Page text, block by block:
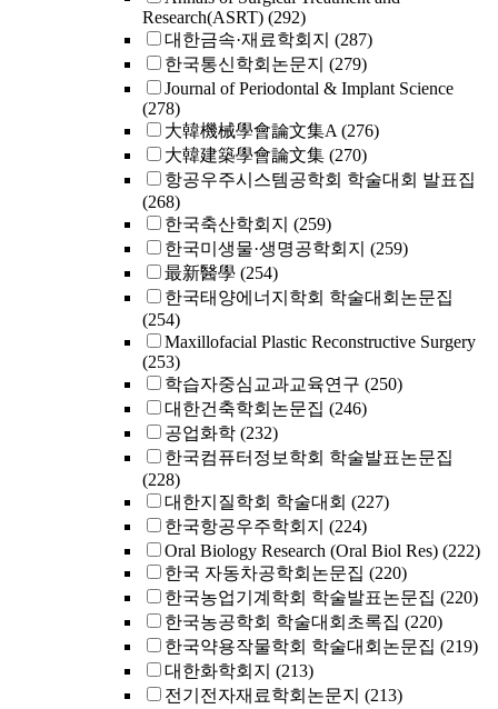
Research(ASRT) (292)
대한금속·재료학회지 (287)
한국통신학회논문지 (279)
Journal of Periodontal & Implant Science
(278)
大韓機械學會論文集A (276)
大韓建築學會論文集 (270)
항공우주시스템공학회 학술대회 발표집
(268)
한국축산학회지 (259)
한국미생물·생명공학회지 (259)
最新醫學 (254)
한국태양에너지학회 학술대회논문집
(254)
Maxillofacial Plastic Reconstructive Surgery
(253)
학습자중심교과교육연구 (250)
대한건축학회논문집 (246)
공업화학 (232)
한국컴퓨터정보학회 학술발표논문집
(228)
대한지질학회 학술대회 (227)
한국항공우주학회지 (224)
Oral Biology Research (Oral Biol Res) (222)
한국 자동차공학회논문집 (220)
한국농업기계학회 학술발표논문집 (220)
한국농공학회 학술대회초록집 (220)
한국약용작물학회 학술대회논문집 (219)
대한화학회지 (213)
전기전자재료학회논문지 (213)